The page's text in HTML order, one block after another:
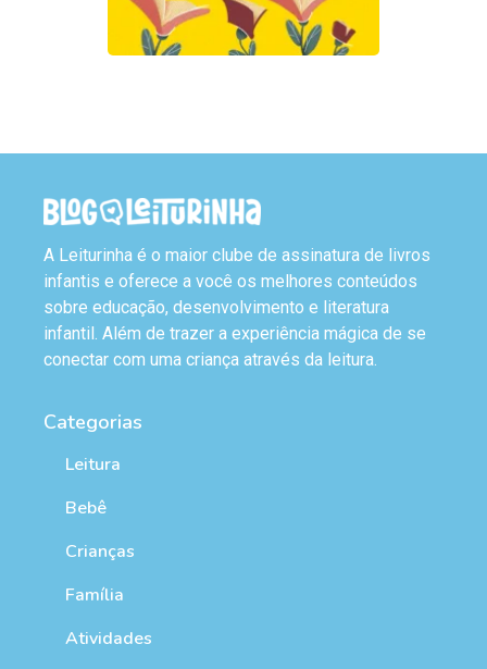
A Leiturinha é o maior clube de assinatura de livros
infantis e oferece a você os melhores conteúdos
sobre educação, desenvolvimento e literatura
infantil. Além de trazer a experiência mágica de se
conectar com uma criança através da leitura.
Categorias
Leitura
Bebê
Crianças
Família
Atividades